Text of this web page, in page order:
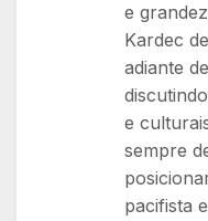
e
Kardec
adiante
e
sempre
pacifista